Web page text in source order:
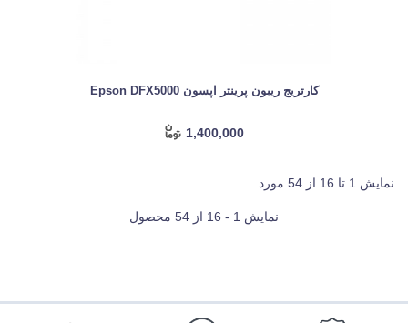
کارتریج ریبون پرینتر اپسون Epson DFX5000
1,400,000
نمایش 1 تا 16 از 54 مورد
نمایش 1 - 16 از 54 محصول